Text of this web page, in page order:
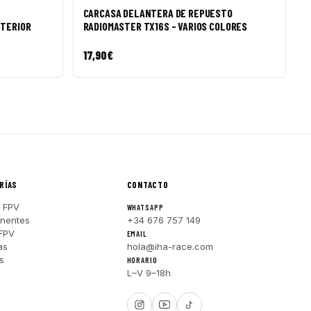
CARCASA DELANTERA DE REPUESTO
RADIOMASTER TX16S - VARIOS COLORES
17,90€
CONTACTO
WHATSAPP
+34 676 757 149
EMAIL
hola@iha-race.com
HORARIO
L–V 9–18h